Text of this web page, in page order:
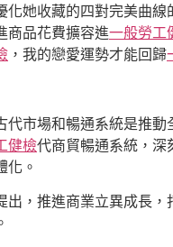
化她收藏的四對完美曲線
商品花費擴容進一般勞工
，我的戀愛運勢才能回歸
代市場和暢通系統是推
健檢代商貿暢通系統，深
化。
出，推進商業立異成長